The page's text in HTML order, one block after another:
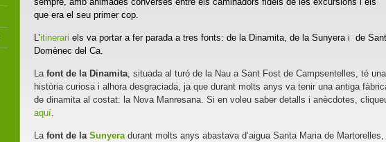
que era el seu primer cop.
L’itinerari els va portar a fer parada a tres fonts: de la Dinamita, de la Sunyera i de Sant
Domènec del Ca.
La font de la Dinamita, situada al turó de la Nau a Sant Fost de Campsentelles, té una
història curiosa i alhora desgraciada, ja que durant molts anys va tenir una antiga
de dinamita al costat: la Nova Manresana. Si en voleu saber detalls i anècdotes,
aquí.
Lafont de la Sunyeradurant molts anys abastava d’aigua Santa Maria de Martorelles,